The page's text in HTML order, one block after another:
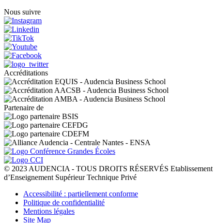
Nous suivre
Accréditations
Partenaire de
© 2023 AUDENCIA - TOUS DROITS RÉSERVÉS Etablissement
d’Enseignement Supérieur Technique Privé
Pied
page
Accessibilité : partiellement conforme
Politique de confidentialité
Mentions légales
Site Map